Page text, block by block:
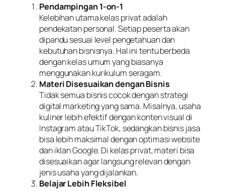
Pendampingan 1-on-1
Kelebihan utama kelas privat adalah
pendekatan personal. Setiap peserta akan
dipandu sesuai level pengetahuan dan
kebutuhan bisnisnya. Hal ini tentu berbeda
dengan kelas umum yang biasanya
menggunakan kurikulum seragam.
Materi Disesuaikan dengan Bisnis
Tidak semua bisnis cocok dengan strategi
digital marketing yang sama. Misalnya, usaha
kuliner lebih efektif dengan konten visual di
Instagram atau TikTok, sedangkan bisnis jasa
bisa lebih maksimal dengan optimasi website
dan iklan Google. Di kelas privat, materi bisa
disesuaikan agar langsung relevan dengan
jenis usaha yang dijalankan.
Belajar Lebih Fleksibel